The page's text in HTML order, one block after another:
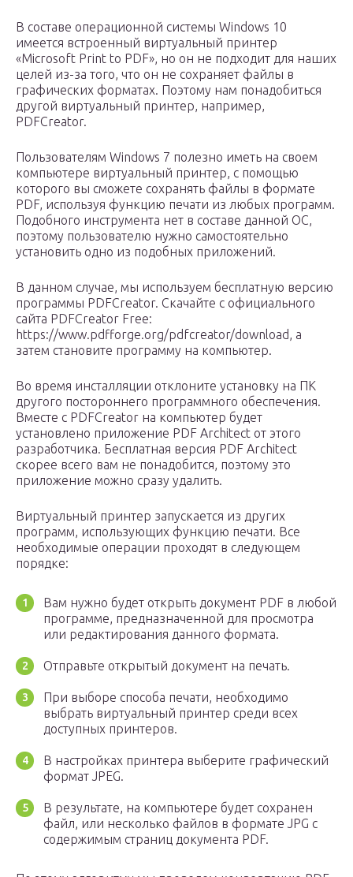
В составе операционной системы Windows 10
имеется встроенный виртуальный принтер
«Microsoft Print to PDF», но он не подходит для наших
целей из-за того, что он не сохраняет файлы в
графических форматах. Поэтому нам понадобиться
другой виртуальный принтер, например,
PDFCreator.
Пользователям Windows 7 полезно иметь на своем
компьютере виртуальный принтер, с помощью
которого вы сможете сохранять файлы в формате
PDF, используя функцию печати из любых программ.
Подобного инструмента нет в составе данной ОС,
поэтому пользователю нужно самостоятельно
установить одно из подобных приложений.
В данном случае, мы используем бесплатную версию
программы PDFCreator. Скачайте с официального
сайта PDFCreator Free:
https://www.pdfforge.org/pdfcreator/download, а
затем становите программу на компьютер.
Во время инсталляции отклоните установку на ПК
другого постороннего программного обеспечения.
Вместе с PDFCreator на компьютер будет
установлено приложение PDF Architect от этого
разработчика. Бесплатная версия PDF Architect
скорее всего вам не понадобится, поэтому это
приложение можно сразу удалить.
Виртуальный принтер запускается из других
программ, использующих функцию печати. Все
необходимые операции проходят в следующем
порядке:
Вам нужно будет открыть документ PDF в любой
программе, предназначенной для просмотра
или редактирования данного формата.
Отправьте открытый документ на печать.
При выборе способа печати, необходимо
выбрать виртуальный принтер среди всех
доступных принтеров.
В настройках принтера выберите графический
формат JPEG.
В результате, на компьютере будет сохранен
файл, или несколько файлов в формате JPG с
содержимым страниц документа PDF.